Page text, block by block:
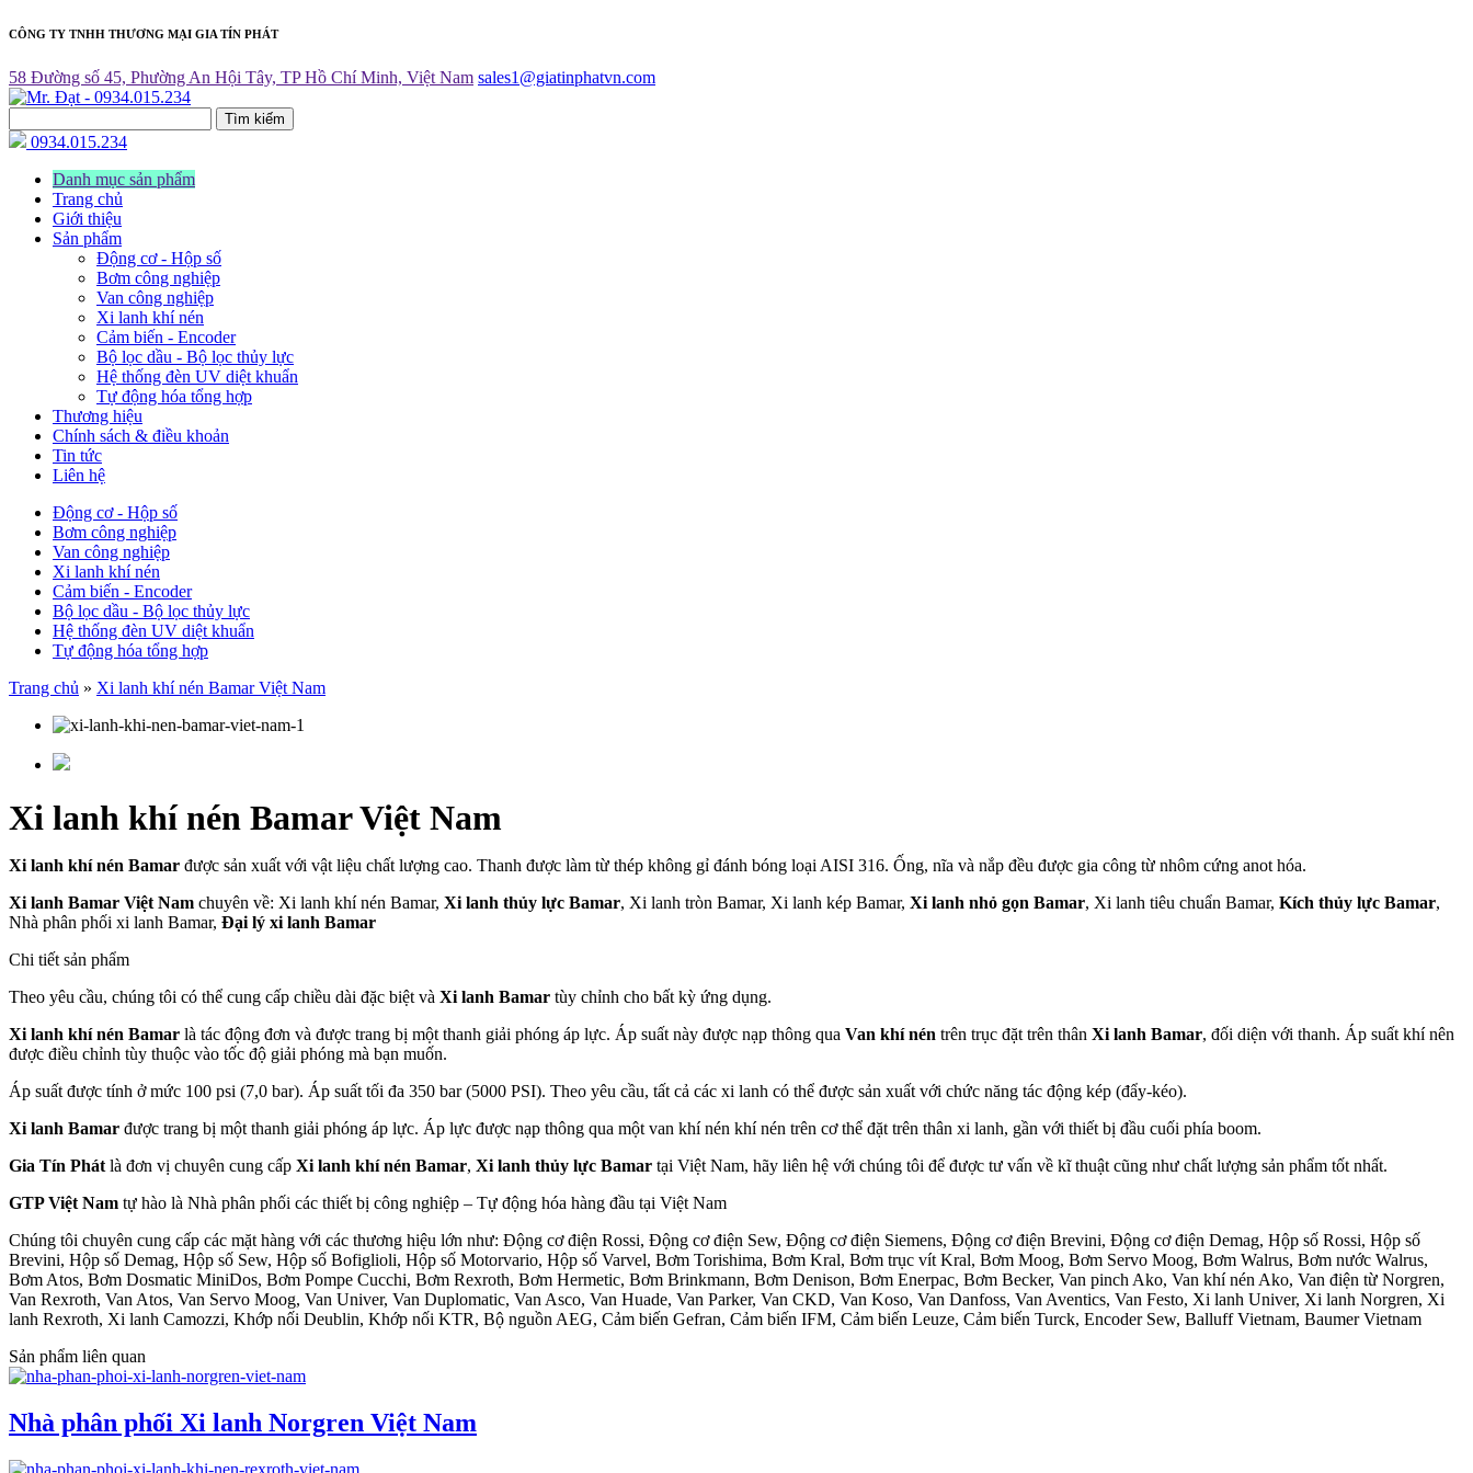
CÔNG TY TNHH THƯƠNG MẠI GIA TÍN PHÁT
58 Đường số 45, Phường An Hội Tây, TP Hồ Chí Minh, Việt Nam sales1@giatinphatvn.com
Tìm kiếm
0934.015.234
Danh mục sản phẩm
Trang chủ
Giới thiệu
Sản phẩm
Động cơ - Hộp số
Bơm công nghiệp
Van công nghiệp
Xi lanh khí nén
Cảm biến - Encoder
Bộ lọc dầu - Bộ lọc thủy lực
Hệ thống đèn UV diệt khuẩn
Tự động hóa tổng hợp
Thương hiệu
Chính sách & điều khoản
Tin tức
Liên hệ
Động cơ - Hộp số
Bơm công nghiệp
Van công nghiệp
Xi lanh khí nén
Cảm biến - Encoder
Bộ lọc dầu - Bộ lọc thủy lực
Hệ thống đèn UV diệt khuẩn
Tự động hóa tổng hợp
Trang chủ » Xi lanh khí nén Bamar Việt Nam
Xi lanh khí nén Bamar Việt Nam
Xi lanh khí nén Bamar được sản xuất với vật liệu chất lượng cao. Thanh được làm từ thép không gỉ đánh bóng loại AISI 316. Ống, nĩa và nắp đều được gia công từ nhôm cứng anot hóa.
Xi lanh Bamar Việt Nam chuyên về: Xi lanh khí nén Bamar, Xi lanh thủy lực Bamar, Xi lanh tròn Bamar, Xi lanh kép Bamar, Xi lanh nhỏ gọn Bamar, Xi lanh tiêu chuẩn Bamar, Kích thủy lực Bamar,
Nhà phân phối xi lanh Bamar, Đại lý xi lanh Bamar
Chi tiết sản phẩm
Theo yêu cầu, chúng tôi có thể cung cấp chiều dài đặc biệt và Xi lanh Bamar tùy chỉnh cho bất kỳ ứng dụng.
Xi lanh khí nén Bamar là tác động đơn và được trang bị một thanh giải phóng áp lực. Áp suất này được nạp thông qua Van khí nén trên trục đặt trên thân Xi lanh Bamar, đối diện với thanh. Áp suất khí nên
được điều chỉnh tùy thuộc vào tốc độ giải phóng mà bạn muốn.
Áp suất được tính ở mức 100 psi (7,0 bar). Áp suất tối đa 350 bar (5000 PSI). Theo yêu cầu, tất cả các xi lanh có thể được sản xuất với chức năng tác động kép (đẩy-kéo).
Xi lanh Bamar được trang bị một thanh giải phóng áp lực. Áp lực được nạp thông qua một van khí nén khí nén trên cơ thể đặt trên thân xi lanh, gần với thiết bị đầu cuối phía boom.
Gia Tín Phát là đơn vị chuyên cung cấp Xi lanh khí nén Bamar, Xi lanh thủy lực Bamar tại Việt Nam, hãy liên hệ với chúng tôi để được tư vấn về kĩ thuật cũng như chất lượng sản phẩm tốt nhất.
GTP Việt Nam tự hào là Nhà phân phối các thiết bị công nghiệp – Tự động hóa hàng đầu tại Việt Nam
Chúng tôi chuyên cung cấp các mặt hàng với các thương hiệu lớn như: Động cơ điện Rossi, Động cơ điện Sew, Động cơ điện Siemens, Động cơ điện Brevini, Động cơ điện Demag, Hộp số Rossi, Hộp số
Brevini, Hộp số Demag, Hộp số Sew, Hộp số Bofiglioli, Hộp số Motorvario, Hộp số Varvel, Bơm Torishima, Bơm Kral, Bơm trục vít Kral, Bơm Moog, Bơm Servo Moog, Bơm Walrus, Bơm nước Walrus,
Bơm Atos, Bơm Dosmatic MiniDos, Bơm Pompe Cucchi, Bơm Rexroth, Bơm Hermetic, Bơm Brinkmann, Bơm Denison, Bơm Enerpac, Bơm Becker, Van pinch Ako, Van khí nén Ako, Van điện từ Norgren,
Van Rexroth, Van Atos, Van Servo Moog, Van Univer, Van Duplomatic, Van Asco, Van Huade, Van Parker, Van CKD, Van Koso, Van Danfoss, Van Aventics, Van Festo, Xi lanh Univer, Xi lanh Norgren, Xi
lanh Rexroth, Xi lanh Camozzi, Khớp nối Deublin, Khớp nối KTR, Bộ nguồn AEG, Cảm biến Gefran, Cảm biến IFM, Cảm biến Leuze, Cảm biến Turck, Encoder Sew, Balluff Vietnam, Baumer Vietnam
Sản phẩm liên quan
Nhà phân phối Xi lanh Norgren Việt Nam